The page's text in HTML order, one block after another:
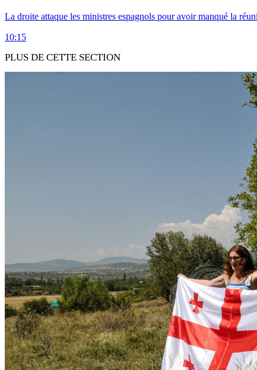
La droite attaque les ministres espagnols pour avoir manqué la
10:15
PLUS DE CETTE SECTION